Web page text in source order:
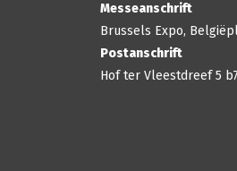
Messeanschrift
Brussels Expo,
Postanschrift
Hof ter Vleestdreef 5